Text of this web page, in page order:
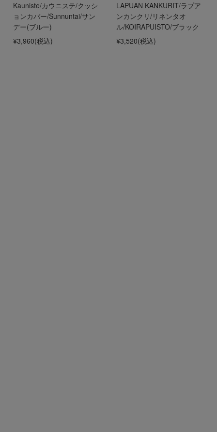
Kauniste/カウニステ/クッシ
ョンカバー/Sunnuntai/サン
デー(ブルー)
¥3,960(税込)
LAPUAN KANKURIT/ラプア
ンカンクリ/リネンタオ
ル/KOIRAPUISTO/ブラック
¥3,520(税込)